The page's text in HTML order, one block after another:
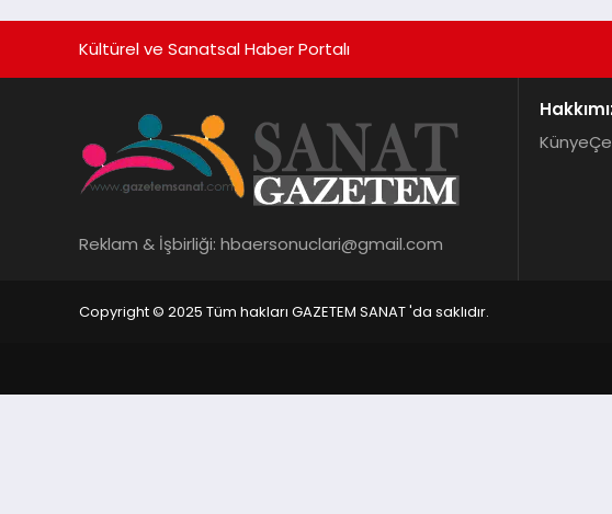
Kültürel ve Sanatsal Haber Portalı
Reklam & İşbirliği: hbaersonuclari@gmail.com
Künye
Copyright © 2025 Tüm hakları GAZETEM SANAT 'da saklıdır.